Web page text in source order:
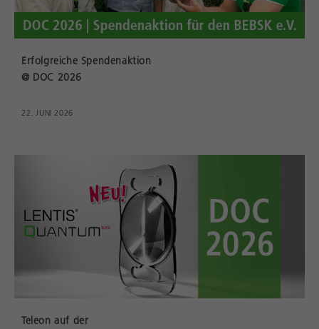
Erfolgreiche Spendenaktion
@ DOC 2026
22. JUNI 2026
Teleon auf der